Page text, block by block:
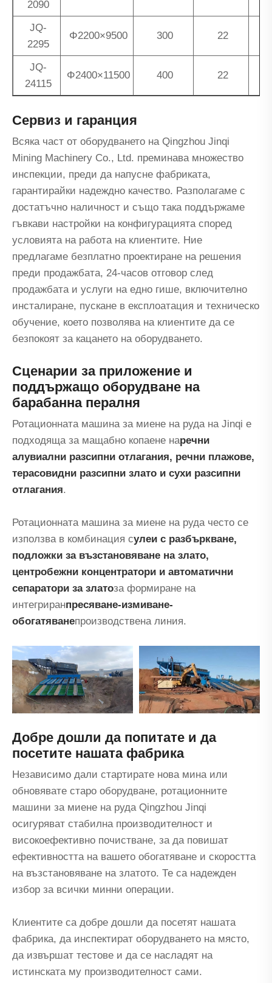
2090
JQ-
2295
Φ2200×9500 300 22
JQ-
24115
Φ2400×11500 400 22
Сервиз и гаранция
Всяка част от оборудването на Qingzhou Jinqi
Mining Machinery Co., Ltd. преминава множество
инспекции, преди да напусне фабриката,
гарантирайки надеждно качество. Разполагаме с
достатъчно наличност и също така поддържаме
гъвкави настройки на конфигурацията според
условията на работа на клиентите. Ние
предлагаме безплатно проектиране на решения
преди продажбата, 24-часов отговор след
продажбата и услуги на едно гише, включително
инсталиране, пускане в експлоатация и техническо
обучение, което позволява на клиентите да се
безпокоят за кацането на оборудването.
Сценарии за приложение и
поддържащо оборудване на
барабанна пералня
Ротационната машина за миене на руда на Jinqi е
подходяща за мащабно копаене наречни
алувиални разсипни отлагания, речни плажове,
терасовидни разсипни злато и сухи разсипни
отлагания.
Ротационната машина за миене на руда често се
използва в комбинация сулеи с разбъркване,
подложки за възстановяване на злато,
центробежни концентратори и автоматични
сепаратори за златоза формиране на
интегриранпресяване-измиване-
обогатяванепроизводствена линия.
Добре дошли да попитате и да
посетите нашата фабрика
Независимо дали стартирате нова мина или
обновявате старо оборудване, ротационните
машини за миене на руда Qingzhou Jinqi
осигуряват стабилна производителност и
високоефективно почистване, за да повишат
ефективността на вашето обогатяване и скоростта
на възстановяване на златото. Те са надежден
избор за всички минни операции.
Клиентите са добре дошли да посетят нашата
фабрика, да инспектират оборудването на място,
да извършат тестове и да се насладят на
истинската му производителност сами.